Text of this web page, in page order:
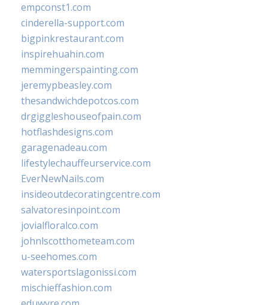
empconst1.com
cinderella-support.com
bigpinkrestaurant.com
inspirehuahin.com
memmingerspainting.com
jeremypbeasley.com
thesandwichdepotcos.com
drgiggleshouseofpain.com
hotflashdesigns.com
garagenadeau.com
lifestylechauffeurservice.com
EverNewNails.com
insideoutdecoratingcentre.com
salvatoresinpoint.com
jovialfloralco.com
johnlscotthometeam.com
u-seehomes.com
watersportslagonissi.com
mischieffashion.com